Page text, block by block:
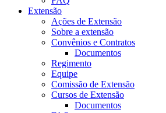
Extensão
Ações de Extensão
Sobre a extensão
Convênios e Contratos
Documentos
Regimento
Equipe
Comissão de Extensão
Cursos de Extensão
Documentos